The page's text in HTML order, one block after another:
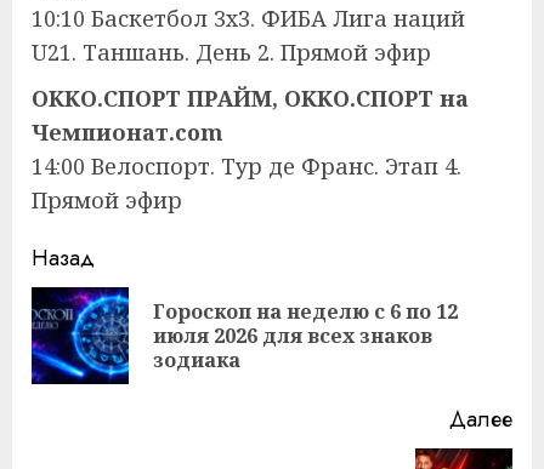
10:10 Баскетбол 3х3. ФИБА Лига наций
U21. Таншань. День 2. Прямой эфир
OKKO.СПОРТ ПРАЙМ, OKKO.СПОРТ на
Чемпионат.com
14:00 Велоспорт. Тур де Франс. Этап 4.
Прямой эфир
Продолжить
чтение
Назад
Гороскоп на неделю с 6 по 12
июля 2026 для всех знаков
зодиака
Далее